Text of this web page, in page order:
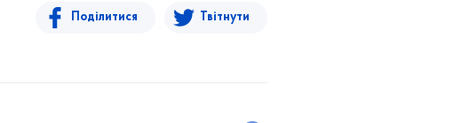
Поділитися Твітнути